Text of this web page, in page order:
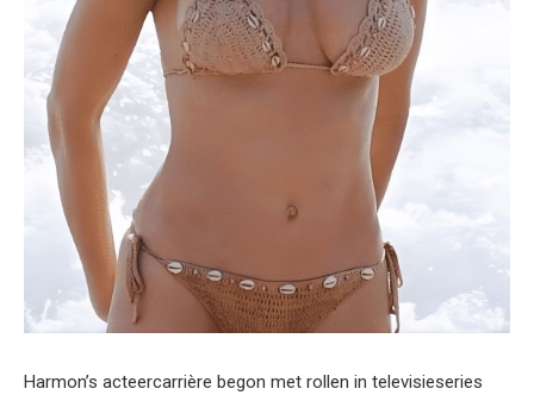
Harmon’s acteercarrière begon met rollen in televisieseries